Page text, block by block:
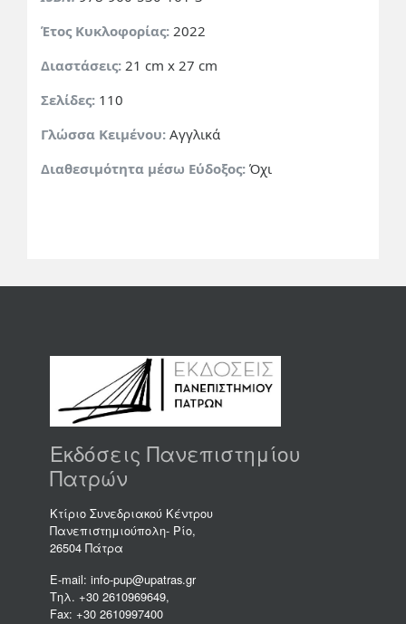
Έτος Κυκλοφορίας: 2022
Διαστάσεις: 21 cm x 27 cm
Σελίδες: 110
Γλώσσα Κειμένου: Αγγλικά
Διαθεσιμότητα μέσω Εύδοξος: Όχι
Εκδόσεις Πανεπιστημίου
Πατρών
Κτίριο Συνεδριακού Κέντρου
Πανεπιστημιούπολη- Ρίο,
26504 Πάτρα
E-mail: info-pup@upatras.gr
Τηλ. +30 2610969649,
Fax: +30 2610997400